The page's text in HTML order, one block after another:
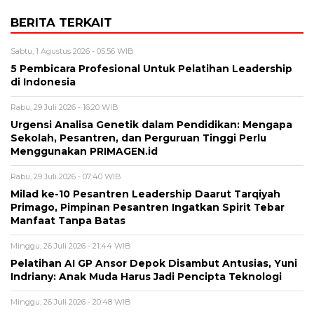
BERITA TERKAIT
Sabtu, 1 Agustus 2026 - 05:56 WIB
5 Pembicara Profesional Untuk Pelatihan Leadership
di Indonesia
Rabu, 29 Juli 2026 - 16:20 WIB
Urgensi Analisa Genetik dalam Pendidikan: Mengapa
Sekolah, Pesantren, dan Perguruan Tinggi Perlu
Menggunakan PRIMAGEN.id
Rabu, 29 Juli 2026 - 07:40 WIB
Milad ke-10 Pesantren Leadership Daarut Tarqiyah
Primago, Pimpinan Pesantren Ingatkan Spirit Tebar
Manfaat Tanpa Batas
Minggu, 26 Juli 2026 - 21:44 WIB
Pelatihan AI GP Ansor Depok Disambut Antusias, Yuni
Indriany: Anak Muda Harus Jadi Pencipta Teknologi
Minggu, 26 Juli 2026 - 20:48 WIB